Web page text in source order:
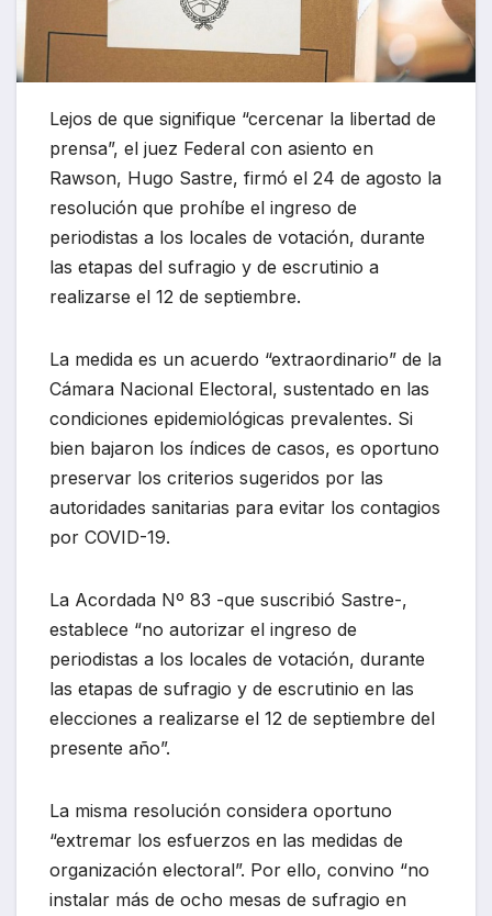
Lejos de que signifique “cercenar la libertad de
prensa”, el juez Federal con asiento en
Rawson, Hugo Sastre, firmó el 24 de agosto la
resolución que prohíbe el ingreso de
periodistas a los locales de votación, durante
las etapas del sufragio y de escrutinio a
realizarse el 12 de septiembre.
La medida es un acuerdo “extraordinario” de la
Cámara Nacional Electoral, sustentado en las
condiciones epidemiológicas prevalentes. Si
bien bajaron los índices de casos, es oportuno
preservar los criterios sugeridos por las
autoridades sanitarias para evitar los contagios
por COVID-19.
La Acordada Nº 83 -que suscribió Sastre-,
establece “no autorizar el ingreso de
periodistas a los locales de votación, durante
las etapas de sufragio y de escrutinio en las
elecciones a realizarse el 12 de septiembre del
presente año”.
La misma resolución considera oportuno
“extremar los esfuerzos en las medidas de
organización electoral”. Por ello, convino “no
instalar más de ocho mesas de sufragio en